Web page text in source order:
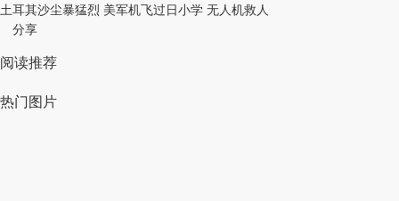
土耳其沙尘暴猛烈 美军机飞过日小学 无人机救人
分享
阅读推荐
热门图片